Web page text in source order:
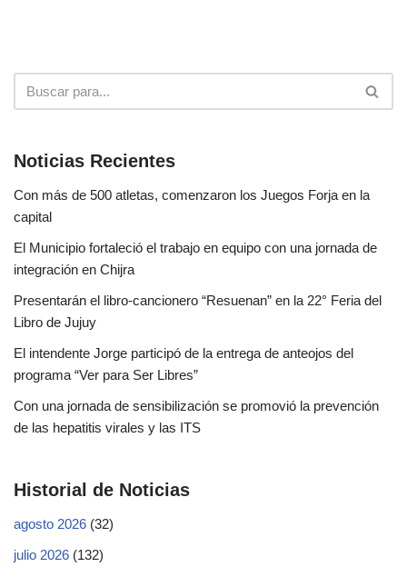
Noticias Recientes
Con más de 500 atletas, comenzaron los Juegos Forja en la
capital
El Municipio fortaleció el trabajo en equipo con una jornada de
integración en Chijra
Presentarán el libro-cancionero “Resuenan” en la 22° Feria del
Libro de Jujuy
El intendente Jorge participó de la entrega de anteojos del
programa “Ver para Ser Libres”
Con una jornada de sensibilización se promovió la prevención
de las hepatitis virales y las ITS
Historial de Noticias
agosto 2026 (32)
julio 2026 (132)